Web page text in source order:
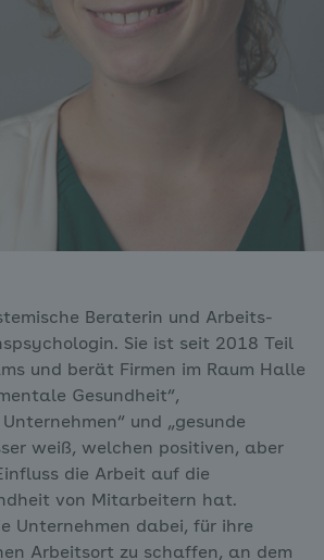
Beraterin und Arbeits-
Sie ist seit 2018 Teil
und berät Firmen im Raum Halle
Gesundheit“,
und „gesunde
weiß, welchen positiven, aber
die Arbeit auf die
von Mitarbeitern hat.
Unternehmen dabei, für ihre
Arbeitsort zu schaffen, an dem